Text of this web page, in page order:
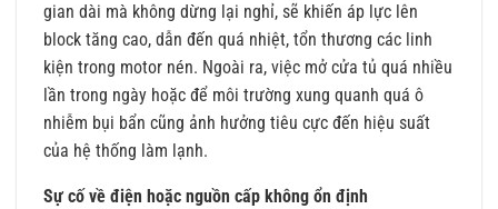
gian dài mà không dừng lại nghỉ, sẽ khiến áp lực lên
block tăng cao, dẫn đến quá nhiệt, tổn thương các linh
kiện trong motor nén. Ngoài ra, việc mở cửa tủ quá nhiều
lần trong ngày hoặc để môi trường xung quanh quá ô
nhiễm bụi bẩn cũng ảnh hưởng tiêu cực đến hiệu suất
của hệ thống làm lạnh.
Sự cố về điện hoặc nguồn cấp không ổn định